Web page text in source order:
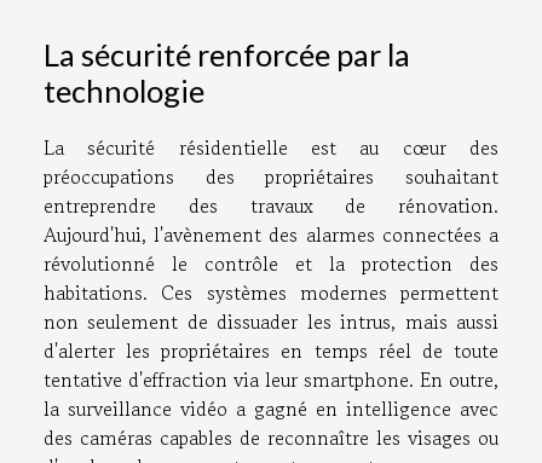
La sécurité renforcée par la
technologie
La sécurité résidentielle est au cœur des
préoccupations des propriétaires souhaitant
entreprendre des travaux de rénovation.
Aujourd'hui, l'avènement des alarmes connectées a
révolutionné le contrôle et la protection des
habitations. Ces systèmes modernes permettent
non seulement de dissuader les intrus, mais aussi
d'alerter les propriétaires en temps réel de toute
tentative d'effraction via leur smartphone. En outre,
la surveillance vidéo a gagné en intelligence avec
des caméras capables de reconnaître les visages ou